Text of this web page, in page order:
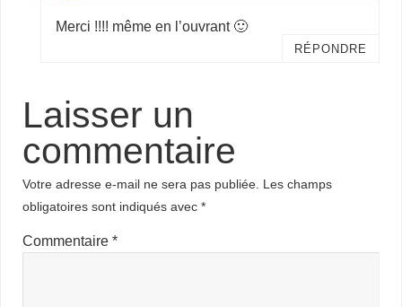
Merci !!!! même en l’ouvrant 🙂
RÉPONDRE
Laisser un
commentaire
Votre adresse e-mail ne sera pas publiée. Les champs
obligatoires sont indiqués avec*
Commentaire*